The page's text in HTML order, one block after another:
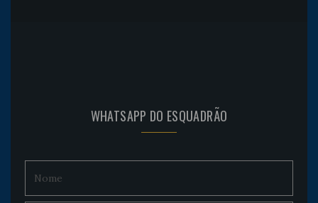
WHATSAPP DO ESQUADRÃO